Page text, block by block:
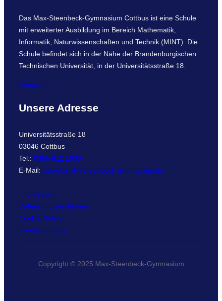
Das Max-Steenbeck-Gymnasium Cottbus ist eine Schule
mit erweiterter Ausbildung im Bereich Mathematik,
Informatik, Naturwissenschaften und Technik (MINT). Die
Schule befindet sich in der Nähe der Brandenburgischen
Technischen Universität, in der Universitätsstraße 18.
Anmelden
Unsere Adresse
Universitätsstraße 18
03046 Cottbus
Tel.: 0355 612 1600
E-Mail: sekretariat@steenbeck-gymnasium.de
Impressum
Datenschutzerklärung
Cookie Notice
Kontaktformular
Copyright © 2025 Max-Steenbeck-Gymnasium